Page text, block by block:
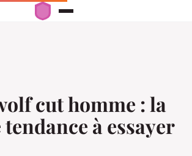
cut homme : la
à essayer